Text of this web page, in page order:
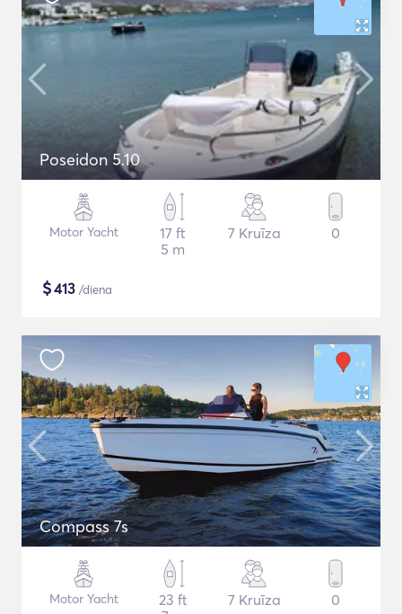
Poseidon 5.10
Motor Yacht
17 ft
5 m
7 Kruīza 0
$413 /diena
Compass 7s
Motor Yacht
23 ft
7 Kruīza 0